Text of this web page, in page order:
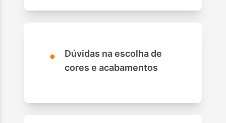
•
Dúvidas na escolha de
cores e acabamentos